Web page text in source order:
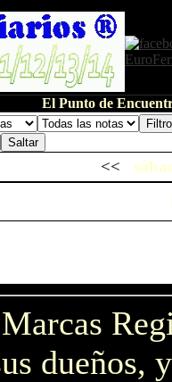
El Punto de
<<
dueños,